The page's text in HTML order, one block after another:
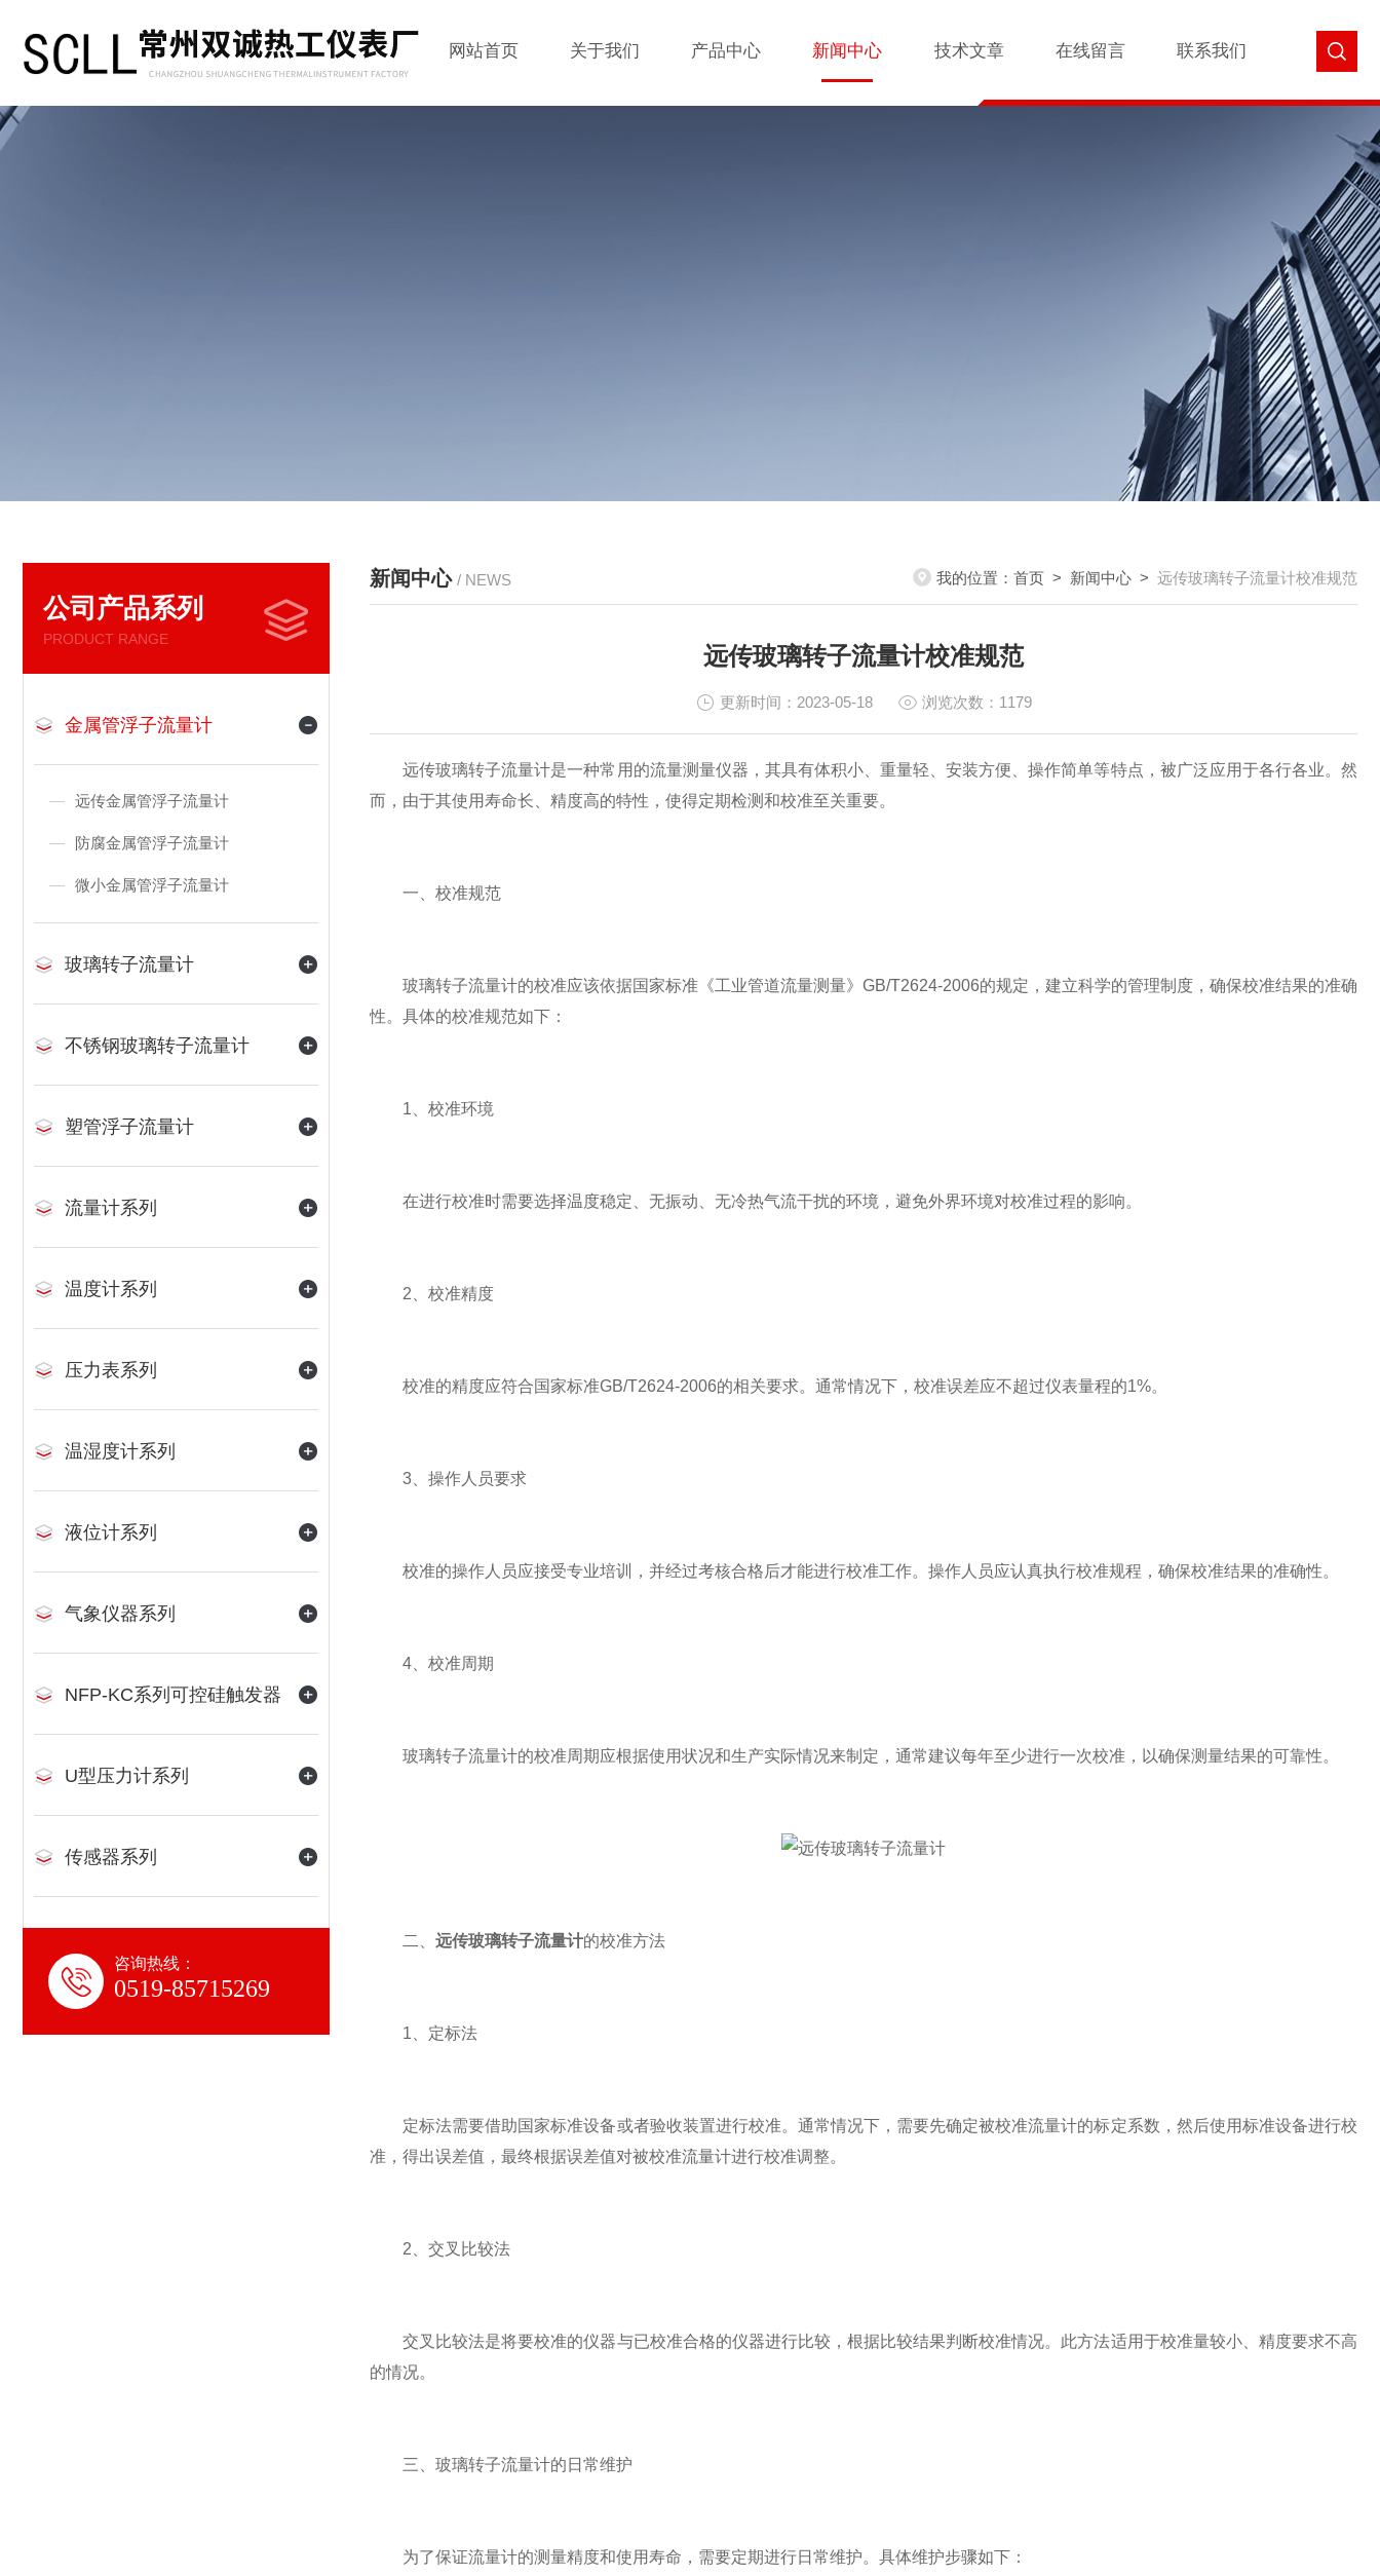
网站首页 关于我们 产品中心 新闻中心 技术文章 在线留言 联系我们
公司产品系列
PRODUCT RANGE
金属管浮子流量计
远传金属管浮子流量计
防腐金属管浮子流量计
微小金属管浮子流量计
玻璃转子流量计
不锈钢玻璃转子流量计
塑管浮子流量计
流量计系列
温度计系列
压力表系列
温湿度计系列
液位计系列
气象仪器系列
NFP-KC系列可控硅触发器
U型压力计系列
传感器系列
咨询热线：
0519-85715269
新闻中心 / NEWS 我的位置： 首页 > 新闻中心 > 远传玻璃转子流量计校准规范
远传玻璃转子流量计校准规范
更新时间：2023-05-18 浏览次数：1179
远传玻璃转子流量计是一种常用的流量测量仪器，其具有体积小、重量轻、安装方便、操作简单等特点，被广泛应用于各行各业。然
而，由于其使用寿命长、精度高的特性，使得定期检测和校准至关重要。
一、校准规范
玻璃转子流量计的校准应该依据国家标准《工业管道流量测量》GB/T2624-2006的规定，建立科学的管理制度，确保校准结果的准确
性。具体的校准规范如下：
1、校准环境
在进行校准时需要选择温度稳定、无振动、无冷热气流干扰的环境，避免外界环境对校准过程的影响。
2、校准精度
校准的精度应符合国家标准GB/T2624-2006的相关要求。通常情况下，校准误差应不超过仪表量程的1%。
3、操作人员要求
校准的操作人员应接受专业培训，并经过考核合格后才能进行校准工作。操作人员应认真执行校准规程，确保校准结果的准确性。
4、校准周期
玻璃转子流量计的校准周期应根据使用状况和生产实际情况来制定，通常建议每年至少进行一次校准，以确保测量结果的可靠性。
二、 远传玻璃转子流量计的校准方法
1、定标法
定标法需要借助国家标准设备或者验收装置进行校准。通常情况下，需要先确定被校准流量计的标定系数，然后使用标准设备进行校
准，得出误差值，最终根据误差值对被校准流量计进行校准调整。
2、交叉比较法
交叉比较法是将要校准的仪器与已校准合格的仪器进行比较，根据比较结果判断校准情况。此方法适用于校准量较小、精度要求不高
的情况。
三、玻璃转子流量计的日常维护
为了保证流量计的测量精度和使用寿命，需要定期进行日常维护。具体维护步骤如下：